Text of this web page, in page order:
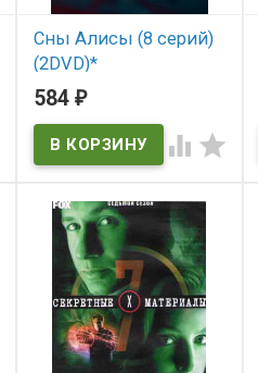
Сны Алисы (8 серий)
(2DVD)*
В наличии
584₽
 